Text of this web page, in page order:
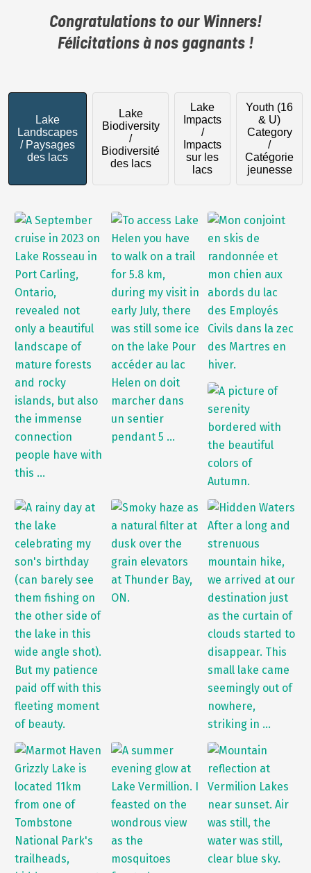
Congratulations to our Winners!
Félicitations à nos gagnants !
Lake
Landscapes
/ Paysages
des lacs
Lake
Biodiversity
/
Biodiversité
des lacs
Lake
Impacts
/
Impacts
sur les
lacs
Youth (16
& U)
Category
/
Catégorie
jeunesse